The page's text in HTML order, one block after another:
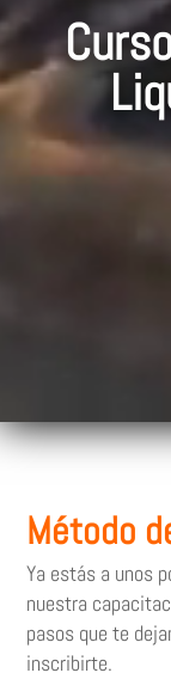
Método
Ya estás a unos
nuestra
pasos que te
inscribirte.